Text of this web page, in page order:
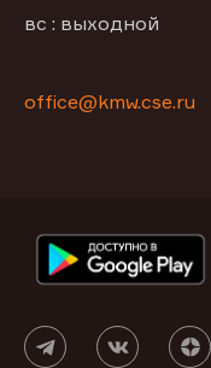
вс : выходной
office@kmw.cse.ru